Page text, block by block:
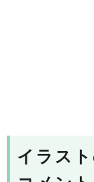
イラス